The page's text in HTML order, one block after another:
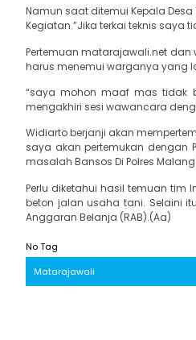
Namun saat ditemui Kepala
Kegiatan.”Jika terkai teknis saya
Pertemuan matarajawali.net
harus menemui warganya yang
“saya mohon maaf mas tidak
mengakhiri sesi wawancara
Widiarto berjanji akan
saya akan pertemukan dengan
masalah Bansos Di Polres Malang
Perlu diketahui hasil temuan
beton jalan usaha tani. Selaini
Anggaran Belanja (RAB).(Aa)
No Tag
Matarajawali